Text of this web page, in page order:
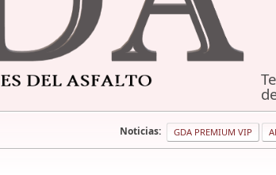
Noticias: GDA PREMIUM VIP